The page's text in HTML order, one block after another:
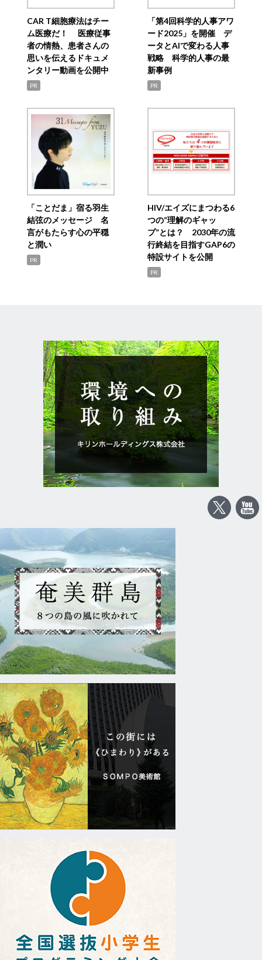
CAR T細胞療法はチー
ム医療だ！ 医療従事
者の情熱、患者さんの
思いを伝えるドキュメ
ンタリー動画を公開中
PR
「第4回科学的人事アワ
ード2025」を開催 デ
ータとAIで変わる人事
戦略 科学的人事の最
新事例
PR
「ことだま」宿る羽生
結弦のメッセージ 名
言がもたらす心の平穏
と潤い
PR
HIV/エイズにまつわる6
つの“理解のギャッ
プ”とは？ 2030年の流
行終結を目指すGAP6の
特設サイトを公開
PR